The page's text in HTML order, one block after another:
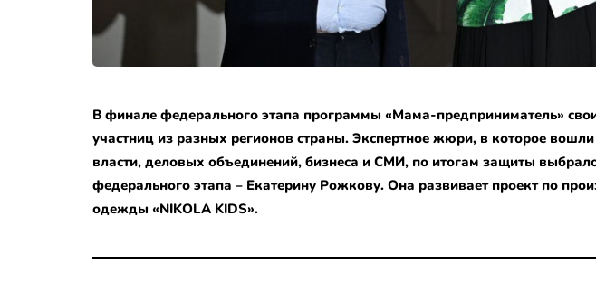
В финале федерального этапа программы «Мама-предприниматель»
участниц из разных регионов страны. Экспертное жюри, в которое
власти, деловых объединений, бизнеса и СМИ, по итогам защиты
федерального этапа – Екатерину Рожкову. Она развивает проект по
одежды «NIKOLA KIDS».